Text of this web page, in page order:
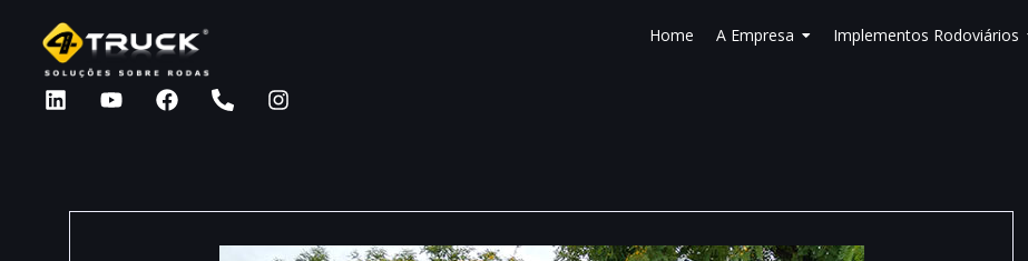
Home A Empresa Implementos Rodoviários